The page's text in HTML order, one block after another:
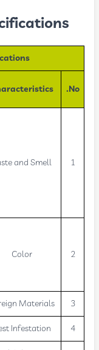
No.
1
and Smell
2
Color
3
Materials
4
Infestation